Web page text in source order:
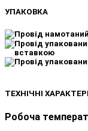
УПАКОВКА
ТЕХНІЧНІ
Робоча